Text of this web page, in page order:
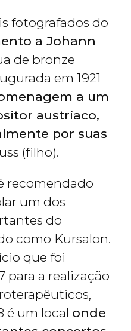
fotografados do
a Johann
de bronze
em 1921
a um
austríaco,
por suas
(filho).
recomendado
um dos
do
como Kursalon.
que foi
para a realização
é um local onde